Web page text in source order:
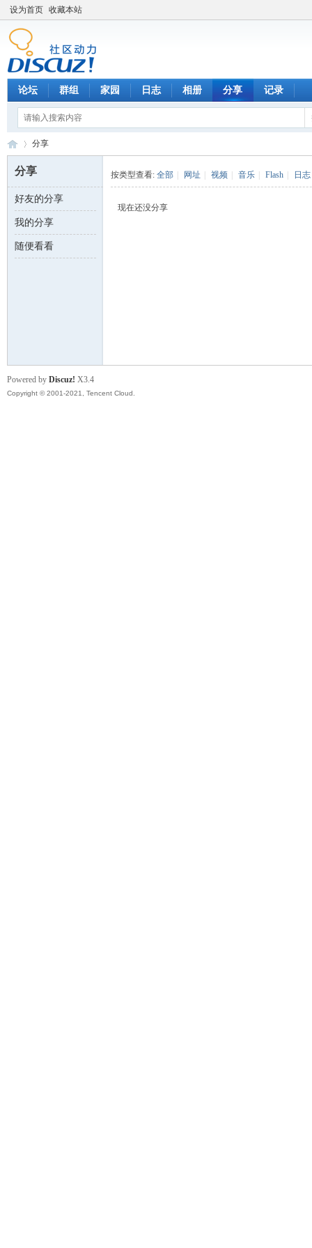
设为首页 收藏本站
论坛 群组 家园 日志 相册 分享 记录
数 ›
分享
分享
好友的分享
我的分享
随便看看
按类型查看: 全部 网址 视频 音乐 Flash 日志
现在还没分享
Powered by Discuz! X3.4
Copyright © 2001-2021, Tencent Cloud.